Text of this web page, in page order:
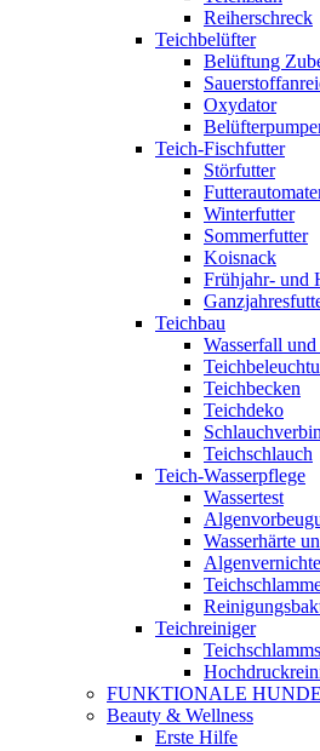
Reiherschreck
Teichbelüfter
Belüftung
Oxydator
Teich-Fischfutter
Störfutter
Winterfutter
Sommerfutter
Koisnack
Frühjahr- und
Teichbau
Wasserfall
Teichbecken
Teichdeko
Teichschlauch
Teich-Wasserpflege
Wassertest
Wasserhärte
Teichreiniger
FUNKTIONALE
Beauty & Wellness
Erste Hilfe